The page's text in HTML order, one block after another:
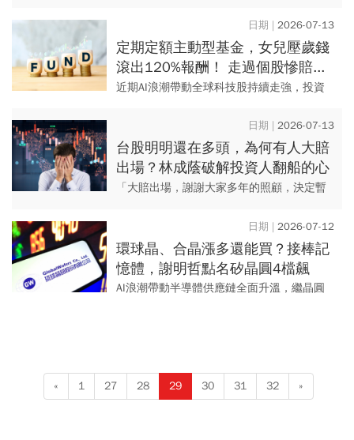
死，股價來到63.8元。買盤受「無人機條
例」與千億國防預算...
2026-07-13
定期定額主動型基金，女兒壓歲錢
滾出120%報酬！ 走過個股慘賠...
女主播公開「核心衛星」82法則
近期AI浪潮帶動全球科技股持續走強，投資
技基金投資熱度復燃。長期研究基金市場、
「基金小姐姐」詹璇依...
2026-07-13
台股明明還在多頭，為何有人大賠
出場？林成蔭破解投資人翻船的心
理陷阱
「大賠出場，謝謝大家多年的照顧，決定暫
兩年來最終做白工，今後將多陪伴家
人……。」 近日，...
2026-07-12
環球晶、合晶漲多還能買？接棒記
憶體，謝明哲點名矽晶圓4檔飆
股、最新目標價曝光「留意3數據
AI浪潮帶動半導體供應鏈全面升溫，繼晶圓
« 1 27 28 29 30 31 32 »